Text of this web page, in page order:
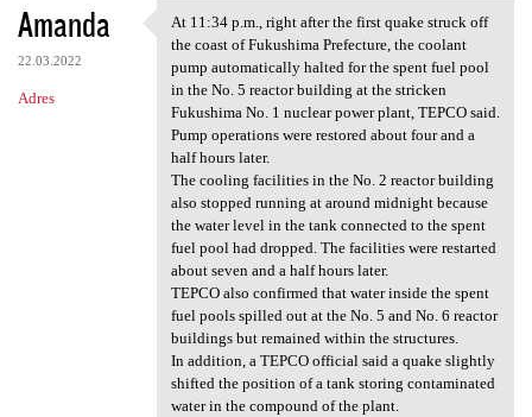
Amanda
22.03.2022
Adres
At 11:34 p.m., right after
At 11:34 p.m., right after the first quake struck off
the coast of Fukushima Prefecture, the coolant
pump automatically halted for the spent fuel pool
in the No. 5 reactor building at the stricken
Fukushima No. 1 nuclear power plant, TEPCO said.
Pump operations were restored about four and a
half hours later.
The cooling facilities in the No. 2 reactor building
also stopped running at around midnight because
the water level in the tank connected to the spent
fuel pool had dropped. The facilities were restarted
about seven and a half hours later.
TEPCO also confirmed that water inside the spent
fuel pools spilled out at the No. 5 and No. 6 reactor
buildings but remained within the structures.
In addition, a TEPCO official said a quake slightly
shifted the position of a tank storing contaminated
water in the compound of the plant.